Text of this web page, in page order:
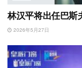
林汉平将出任巴斯
2026年5月27日